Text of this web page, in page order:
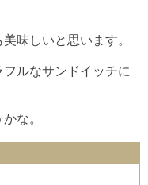
味しいと思います。
ルなサンドイッチに
な。